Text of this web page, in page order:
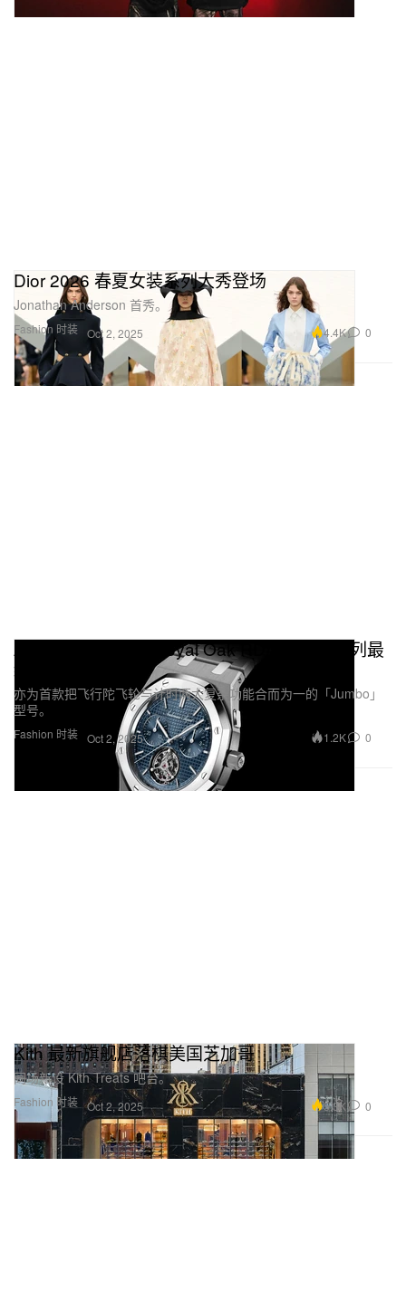
Fashion 时装
Dior 2026 春夏女装系列大秀登场
Jonathan Anderson 首秀。
Oct 2, 2025 4.4K 0
Fashion 时装
Audemars Piguet Royal Oak RD#5：RD 系列最
终章
亦为首款把飞行陀飞轮与计时两大复杂功能合而为一的「Jumbo」
型号。
Oct 2, 2025 1.2K 0
Fashion 时装
Kith 最新旗舰店落棋美国芝加哥
同场新设 Kith Treats 吧台。
Oct 2, 2025 5.3K 0